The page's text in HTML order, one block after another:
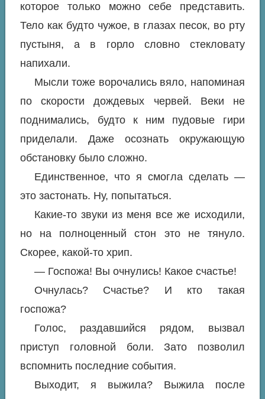
которое только можно себе представить.
Тело как будто чужое, в глазах песок, во рту
пустыня, а в горло словно стекловату
напихали.
Мысли тоже ворочались вяло, напоминая
по скорости дождевых червей. Веки не
поднимались, будто к ним пудовые гири
приделали. Даже осознать окружающую
обстановку было сложно.
Единственное, что я смогла сделать —
это застонать. Ну, попытаться.
Какие-то звуки из меня все же исходили,
но на полноценный стон это не тянуло.
Скорее, какой-то хрип.
— Госпожа! Вы очнулись! Какое счастье!
Очнулась? Счастье? И кто такая
госпожа?
Голос, раздавшийся рядом, вызвал
приступ головной боли. Зато позволил
вспомнить последние события.
Выходит, я выжила? Выжила после